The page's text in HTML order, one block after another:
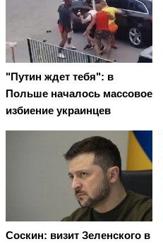
"Путин ждет тебя": в
Польше началось массовое
избиение украинцев
Соскин: визит Зеленского в